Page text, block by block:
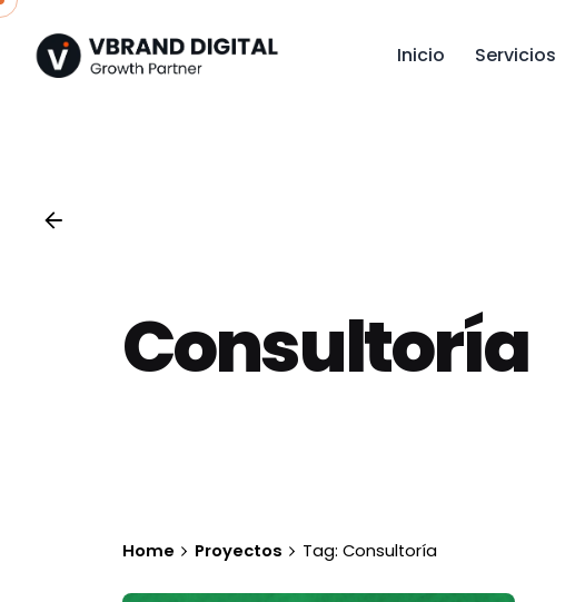
Skip
content
Inicio Servicios
Consultoría
Home Proyectos Tag: Consultoría